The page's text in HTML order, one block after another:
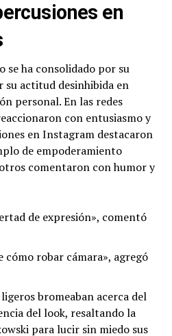
en
se ha consolidado por su
su actitud desinhibida en
personal. En las redes
con entusiasmo y
en Instagram destacaron
de empoderamiento
comentaron con humor y
de expresión», comentó
cómo robar cámara», agregó
bromeaban acerca del
del look, resaltando la
para lucir sin miedo sus